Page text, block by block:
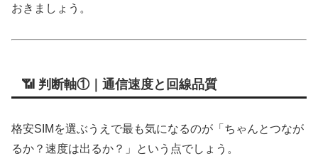
おきましょう。
📶 判断軸①｜通信速度と回線品質
格安SIMを選ぶうえで最も気になるのが「ちゃんとつなが
るか？速度は出るか？」という点でしょう。